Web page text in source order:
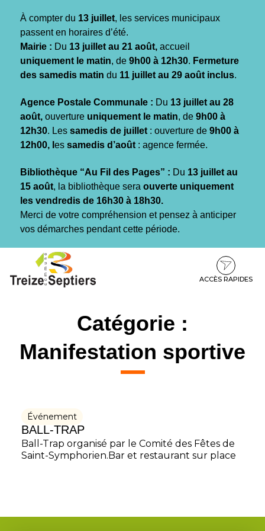
À compter du 13 juillet, les services municipaux
passent en horaires d’été.
Mairie : Du 13 juillet au 21 août, accueil
uniquement le matin, de 9h00 à 12h30. Fermeture
des samedis matin du 11 juillet au 29 août inclus.
Agence Postale Communale : Du 13 juillet au 28
août, ouverture uniquement le matin, de 9h00 à
12h30. Les samedis de juillet : ouverture de 9h00 à
12h00, l es samedis d’août : agence fermée.
Bibliothèque “Au Fil des Pages” : Du 13 juillet au
15 août, la bibliothèque sera ouverte uniquement
les vendredis de 16h30 à 18h30.
Merci de votre compréhension et pensez à anticiper
vos démarches pendant cette période.
contenu
pied
ACCÈS RAPIDES
Catégorie :
Manifestation sportive
Événement
BALL-TRAP
Ball-Trap organisé par le Comité des Fêtes de
Saint-Symphorien.Bar et restaurant sur place